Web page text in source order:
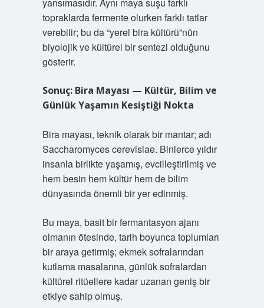
topraklarda fermente olurken farklı tatlar
verebilir; bu da “yerel bira kültürü”nün
biyolojik ve kültürel bir sentezi olduğunu
gösterir.
Sonuç: Bira Mayası — Kültür, Bilim ve
Günlük Yaşamın Kesiştiği Nokta
Bira mayası, teknik olarak bir mantar; adı
Saccharomyces cerevisiae. Binlerce yıldır
insanla birlikte yaşamış, evcilleştirilmiş ve
hem besin hem kültür hem de bilim
dünyasında önemli bir yer edinmiş.
Bu maya, basit bir fermantasyon ajanı
olmanın ötesinde, tarih boyunca toplumları
bir araya getirmiş; ekmek sofralarından
kutlama masalarına, günlük sofralardan
kültürel ritüellere kadar uzanan geniş bir
etkiye sahip olmuş.